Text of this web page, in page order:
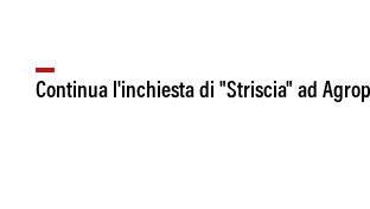
Continua l'inchiesta di "Striscia" ad